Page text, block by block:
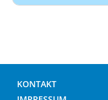
KONTAKT